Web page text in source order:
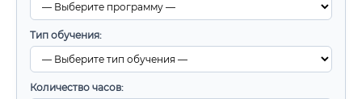
Тип обучения:
Количество часов: